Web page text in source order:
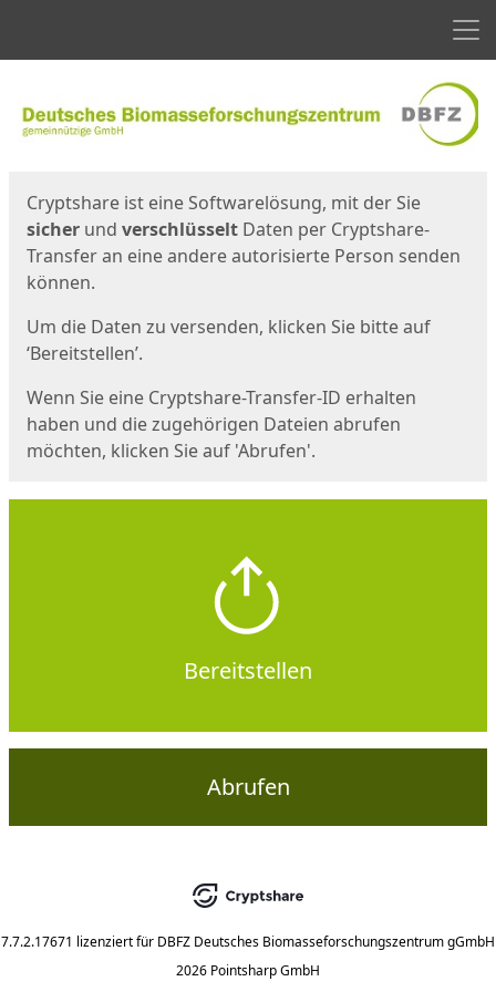
Cryptshare ist eine Softwarelösung, mit der Sie
sicher und verschlüsselt Daten per Cryptshare-
Transfer an eine andere autorisierte Person senden
können.
Um die Daten zu versenden, klicken Sie bitte auf
‘Bereitstellen’.
Wenn Sie eine Cryptshare-Transfer-ID erhalten
haben und die zugehörigen Dateien abrufen
möchten, klicken Sie auf 'Abrufen'.
Bereitstellen
Abrufen
7.7.2.17671 lizenziert für DBFZ Deutsches Biomasseforschungszentrum gGmbH
2026 Pointsharp GmbH